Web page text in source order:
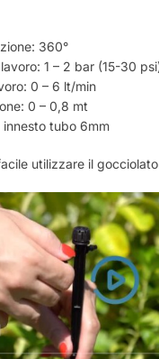
360°
1 – 2 bar (15-30
0 – 6 lt/min
0 – 0,8 mt
innesto tubo 6mm
utilizzare il